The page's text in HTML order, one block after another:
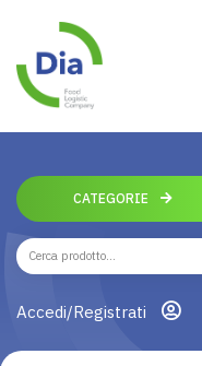
CATEGORIE
Accedi/Registrati